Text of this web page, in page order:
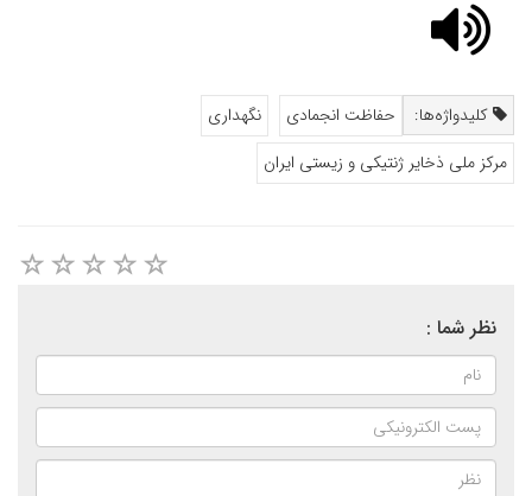
کلیدواژه‌ها: حفاظت انجمادی
نگهداری
مرکز ملی ذخایر ژنتیکی و زیستی ایران
نظر شما :